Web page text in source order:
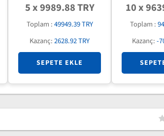
5 x 9989.88 TRY
Toplam :49949.39 TRY
Kazanç:2628.92 TRY
SEPETE EKLE
10 x
Toplam :
Kazanç:-